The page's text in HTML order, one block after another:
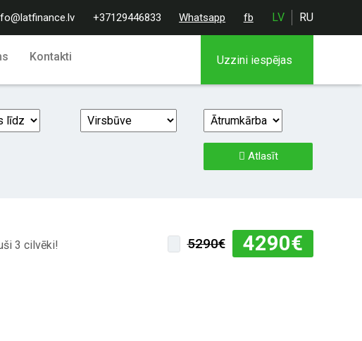
+37129446833 Whatsapp fb LV RU
Kontakti Uzzini iespējas
Atlasīt
3 cilvēki! 5290€ 4290€